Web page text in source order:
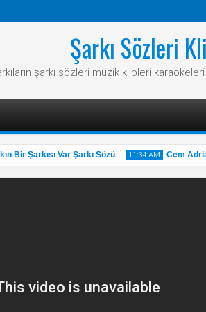
Şarkı Sözleri
şarkı sözleri müzik klipleri
Şarkısı Var Şarkı Sözü 11:34 AM Cem Adrian